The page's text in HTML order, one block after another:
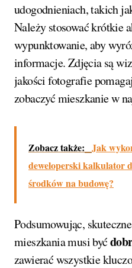
udogodnieniach, takich
Należy stosować krótkie
wypunktowanie, aby
informacje. Zdjęcia są
jakości fotografie
zobaczyć mieszkanie w
Zobacz także: Jak
deweloperski kalkulator
środków na budowę?
Podsumowując,
mieszkania musi być
zawierać wszystkie